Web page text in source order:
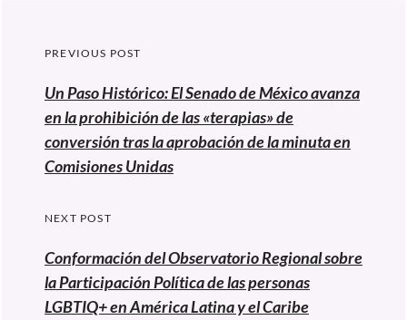
Navegación
de
entradas
PREVIOUS POST
Previous
post:
Un Paso Histórico: El Senado de México avanza
en la prohibición de las «terapias» de
conversión tras la aprobación de la minuta en
Comisiones Unidas
NEXT POST
Conformación del Observatorio Regional sobre
la Participación Política de las personas
LGBTIQ+ en América Latina y el Caribe